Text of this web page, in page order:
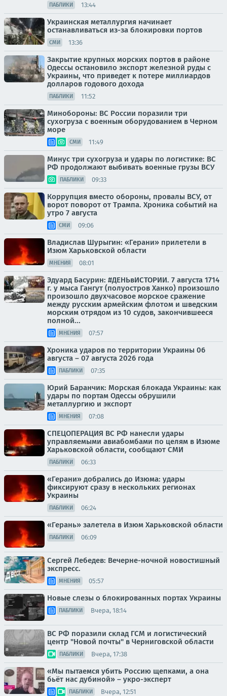
ПАБЛИКИ 13:44
Украинская металлургия начинает
останавливаться из-за блокировки портов
СМИ 13:36
Закрытие крупных морских портов в районе
Одессы остановило экспорт железной руды с
Украины, что приведет к потере миллиардов
долларов годового дохода
ПАБЛИКИ 11:52
Минобороны: ВС России поразили три
сухогруза с военным оборудованием в Черном
море
СМИ 11:49
Минус три сухогруза и удары по логистике: ВС
РФ продолжают выбивать военные грузы ВСУ
ПАБЛИКИ 09:33
Коррупция вместо обороны, провалы ВСУ, от
ворот поворот от Трампа. Хроника событий на
утро 7 августа
СМИ 09:06
Владислав Шурыгин: «Герани» прилетели в
Изюм Харьковской области
МНЕНИЯ 08:01
Эдуард Басурин: #ДЕНЬвИСТОРИИ. 7 августа 1714
г. у мыса Гангут (полуостров Ханко) произошло
произошло двухчасовое морское сражение
между русским армейским флотом и шведским
морским отрядом из 10 судов, закончившееся
полной...
МНЕНИЯ 07:57
Хроника ударов по территории Украины 06
августа – 07 августа 2026 года
ПАБЛИКИ 07:35
Юрий Баранчик: Морская блокада Украины: как
удары по портам Одессы обрушили
металлургию и экспорт
МНЕНИЯ 07:08
СПЕЦОПЕРАЦИЯ ВС РФ нанесли удары
управляемыми авиабомбами по целям в Изюме
Харьковской области, сообщают СМИ
ПАБЛИКИ 06:33
«Герани» добрались до Изюма: удары
фиксируют сразу в нескольких регионах
Украины
ПАБЛИКИ 06:24
«Герань» залетела в Изюм Харьковской области
ПАБЛИКИ 06:09
Сергей Лебедев: Вечерне-ночной новостишный
экспресс.
МНЕНИЯ 05:57
Новые слезы о блокированных портах Украины
ПАБЛИКИ Вчера, 18:14
ВС РФ поразили склад ГСМ и логистический
центр "Новой почты" в Черниговской области
ПАБЛИКИ Вчера, 17:38
«Мы пытаемся убить Россию щепками, а она
бьёт нас дубиной» – укро-эксперт
ПАБЛИКИ Вчера, 12:51